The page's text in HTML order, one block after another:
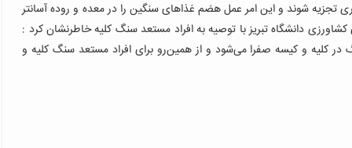
تجزیه شوند و این امر عمل هضم غذاهای سنگین را در معده و روده آسانتر
دانشگاه تبریز با توصیه به افراد مستعد سنگ کلیه خاطرنشان کرد :
در کلیه و کیسه صفرا می‌شود و از همین‌رو برای افراد مستعد سنگ کلیه و